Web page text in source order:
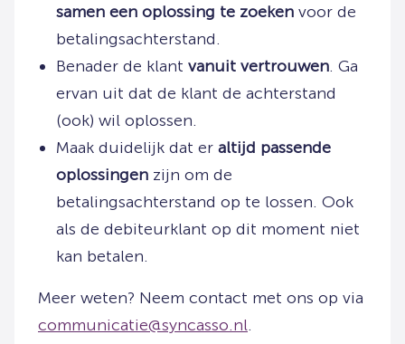
samen een oplossing te zoeken voor de
betalingsachterstand.
Benader de klant vanuit vertrouwen. Ga
ervan uit dat de klant de achterstand
(ook) wil oplossen.
Maak duidelijk dat er altijd passende
oplossingen zijn om de
betalingsachterstand op te lossen. Ook
als de debiteurklant op dit moment niet
kan betalen.
Meer weten? Neem contact met ons op via
communicatie@syncasso.nl.